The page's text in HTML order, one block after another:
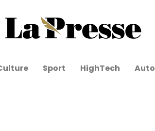
Sport HighTech Auto